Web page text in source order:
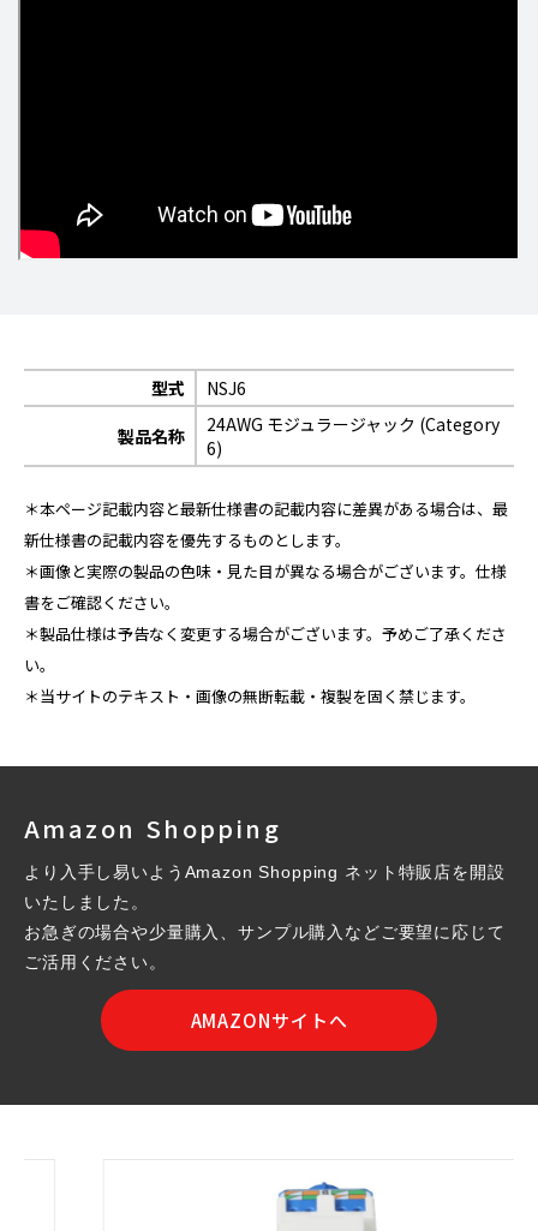
型式
NSJ6
製品名称
24AWG モジュラージャック (Category
6)
＊本ページ記載内容と最新仕様書の記載内容に差異がある場合は、最
新仕様書の記載内容を優先するものとします。
＊画像と実際の製品の色味・見た目が異なる場合がございます。仕様
書をご確認ください。
＊製品仕様は予告なく変更する場合がございます。予めご了承くださ
い。
＊当サイトのテキスト・画像の無断転載・複製を固く禁じます。
Amazon Shopping
より入手し易いようAmazon Shopping ネット特販店を開設
いたしました。
お急ぎの場合や少量購入、サンプル購入などご要望に応じて
ご活用ください。
AMAZONサイトへ